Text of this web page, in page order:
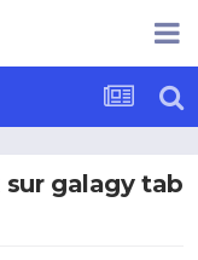
galagy tab